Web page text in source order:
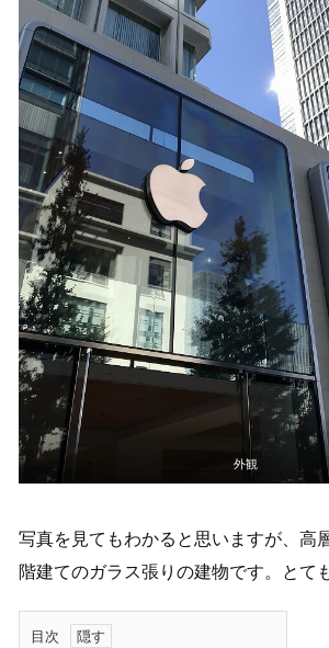
外観
写真を見てもわかると思いますが、高
階建てのガラス張りの建物です。とて
目次